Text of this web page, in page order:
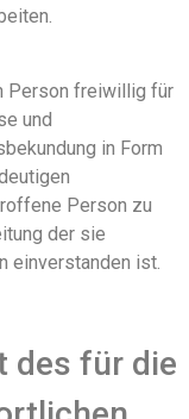
Person freiwillig für
und
in Form
Person zu
der sie
einverstanden ist.
des für die